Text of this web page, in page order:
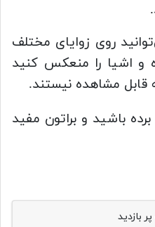
روی زوایای مختلف
و اشیا را منعکس کنید
مشاهده نیستند.
باشید و براتون مفید
بازدید